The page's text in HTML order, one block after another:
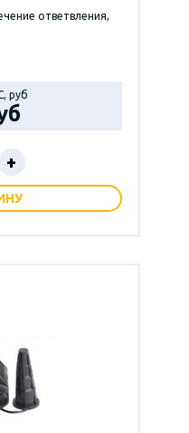
ответвления,
руб
+